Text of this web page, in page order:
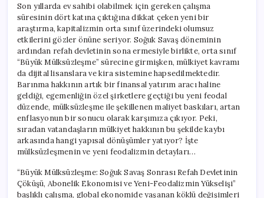
Süresi
Dört
Katına
Çıktı:
Kapitalizm
Orta
Sınıfı
Yok
Mu
Ediyor?
için
Son yıllarda ev sahibi olabilmek için gereken çalışma
süresinin dört katına çıktığına dikkat çeken yeni bir
araştırma, kapitalizmin orta sınıf üzerindeki olumsuz
etkilerini gözler önüne seriyor. Soğuk Savaş döneminin
ardından refah devletinin sona ermesiyle birlikte, orta sınıf
“Büyük Mülksüzleşme” sürecine girmişken, mülkiyet kavramı
da dijital lisanslara ve kira sistemine hapsedilmektedir.
Barınma hakkının artık bir finansal yatırım aracı haline
geldiği, egemenliğin özel şirketlere geçtiği bu yeni feodal
düzende, mülksüzleşme ile şekillenen maliyet baskıları, artan
enflasyonun bir sonucu olarak karşımıza çıkıyor. Peki,
sıradan vatandaşların mülkiyet hakkının bu şekilde kaybı
arkasında hangi yapısal dönüşümler yatıyor? İşte
mülksüzleşmenin ve yeni feodalizmin detayları…
“Büyük Mülksüzleşme: Soğuk Savaş Sonrası Refah Devletinin
Çöküşü, Abonelik Ekonomisi ve Yeni-Feodalizmin Yükselişi”
başlıklı çalışma, global ekonomide yaşanan köklü değişimleri